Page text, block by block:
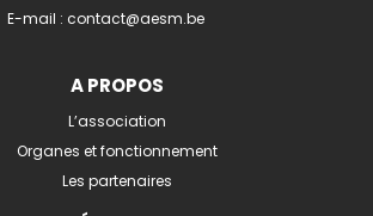
E-mail : contact@aesm.be
A PROPOS
L’association
Organes et fonctionnement
Les partenaires